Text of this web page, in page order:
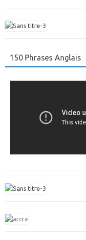
150 Phrases Anglais